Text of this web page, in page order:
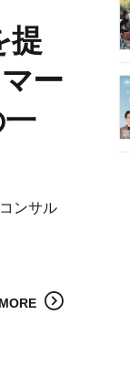
提
ー
ンサル